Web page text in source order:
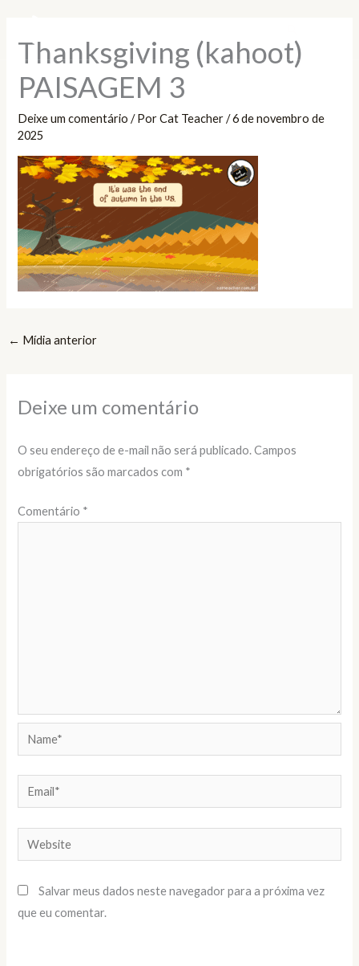
conteúdo
Thanksgiving (kahoot)
PAISAGEM 3
Deixe um comentário / PorCat Teacher/6 de novembro de
2025
← Mídia anterior
Deixe um comentário
O seu endereço de e-mail não será publicado. Campos
obrigatórios são marcados com *
Comentário *
Name*
Email*
Website
Salvar meus dados neste navegador para a próxima vez
que eu comentar.